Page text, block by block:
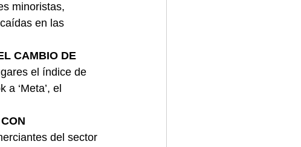
minoristas,
en las
CAMBIO DE
el índice de
‘Meta’, el
del sector